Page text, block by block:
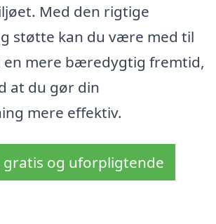
Med den rigtige
støtte kan du være med til
en mere bæredygtig fremtid,
at du gør din
mere effektiv.
gratis og uforpligtende